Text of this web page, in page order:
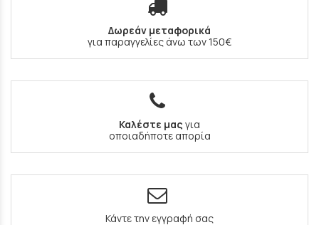
Δωρεάν μεταφορικά
για παραγγελίες άνω των 150€
Καλέστε μας για
οποιαδήποτε απορία
Κάντε την εγγραφή σας